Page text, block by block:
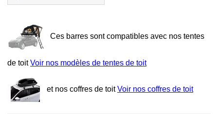
Ces barres sont compatibles avec nos tentes
de toitVoir nos modèles de tentes de toit
et nos coffres de toitVoir nos coffres de toit